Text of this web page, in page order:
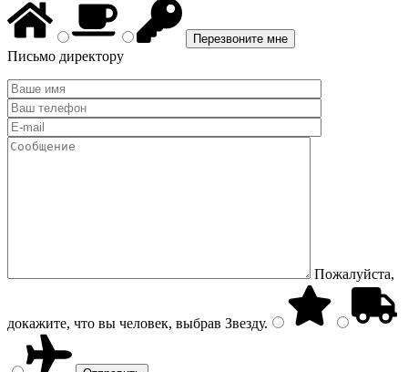
Письмо директору
Пожалуйста,
докажите, что вы человек, выбрав Звезду.